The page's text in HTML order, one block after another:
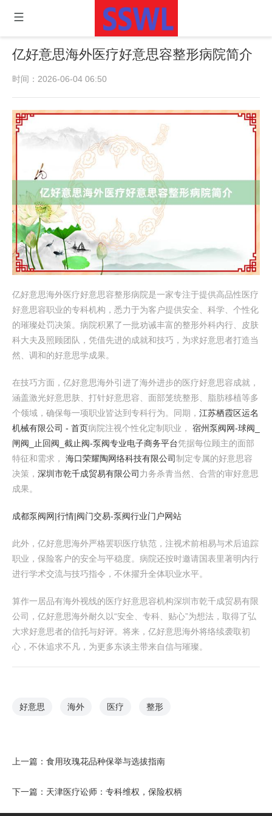
亿好意思海外医疗好意思容整形病院简介
时间：2026-06-04 06:50
亿好意思海外医疗好意思容整形病院是一家专注于提供高品性医疗
好意思容职业的专科机构，悉力于为客户提供安全、科学、个性化
的璀璨处罚决策。病院积累了一批劝诫丰富的整形外科内行、皮肤
科大夫及照顾团队，凭借先进的成就和技巧，为求好意思者打造当
然、调和的好意思学成果。
在技巧方面，亿好意思海外引进了海外进步的医疗好意思容成就，
涵盖激光好意思肤、打针好意思容、面部笼统整形、脂肪移植等多
个领域，确保每一项职业皆达到专科行为。同期， 江苏栖霞区运名
机械有限公司 - 首页病院注视个性化定制职业， 宿州泵阀网-球阀_
闸阀_止回阀_截止阀-泵阀专业电子商务平台凭据每位顾主的面部
特征和需求， 海口荣耀陶网络科技有限公司制定专属的好意思容
决策， 深圳市乾千成贸易有限公司 力务杀青当然、合营的审好意思
成果。
成都泵阀网|行情|阀门交易-泵阀行业门户网站
此外，亿好意思海外严格罢职医疗轨范，注视术前相易与术后追踪
职业，保险客户的安全与平稳度。病院还按时邀请国表里著明内行
进行学术交流与技巧指令，不休擢升全体职业水平。
算作一居品有海外视线的医疗好意思容机构深圳市乾千成贸易有限
公司，亿好意思海外耐久以“安全、专科、贴心”为想法，取得了弘
大求好意思者的信托与好评。将来，亿好意思海外将络续袭取初
心，不休追求不凡，为更多东谈主带来自信与璀璨。
好意思 海外 医疗 整形
上一篇： 食用玫瑰花品种保举与选拔指南
下一篇： 天津医疗讼师：专科维权，保险权柄